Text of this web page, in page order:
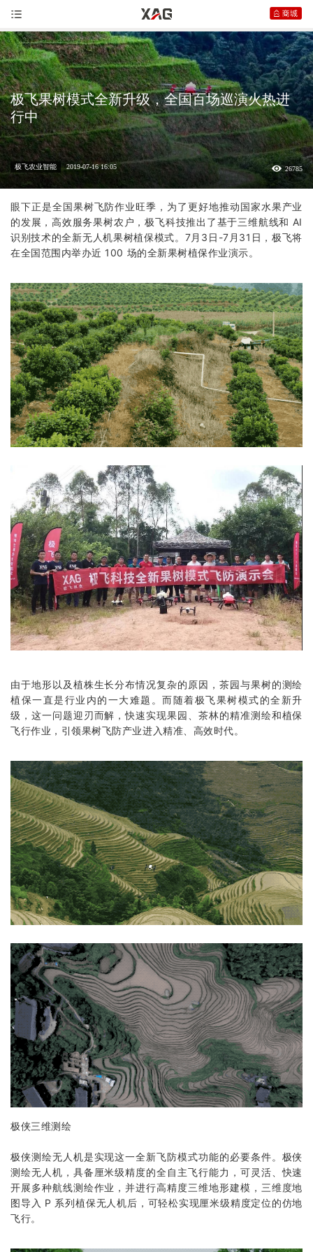
极飞果树模式全新升级，全国百场巡演火热进
行中
极飞农业智能 2019-07-16 16:05 26785
眼下正是全国果树飞防作业旺季，为了更好地推动国家水果产业
的发展，高效服务果树农户，极飞科技推出了基于三维航线和 AI
识别技术的全新无人机果树植保模式。7月3日-7月31日，极飞将
在全国范围内举办近 100 场的全新果树植保作业演示。
由于地形以及植株生长分布情况复杂的原因，茶园与果树的测绘
植保一直是行业内的一大难题。而随着极飞果树模式的全新升
级，这一问题迎刃而解，快速实现果园、茶林的精准测绘和植保
飞行作业，引领果树飞防产业进入精准、高效时代。
极侠三维测绘
极侠测绘无人机是实现这一全新飞防模式功能的必要条件。极侠
测绘无人机，具备厘米级精度的全自主飞行能力，可灵活、快速
开展多种航线测绘作业，并进行高精度三维地形建模，三维度地
图导入 P 系列植保无人机后，可轻松实现厘米级精度定位的仿地
飞行。